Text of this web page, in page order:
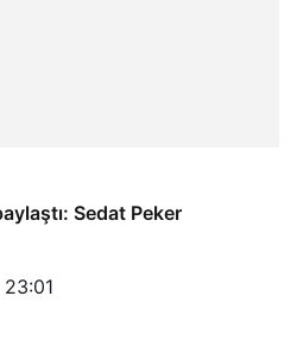
Sedat Peker